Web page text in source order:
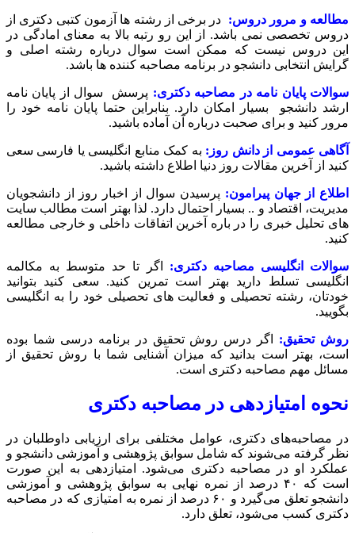
مطالعه و مرور دروس: در برخی از رشته ها آزمون کتبی دکتری از
دروس تخصصی نمی باشد. از این رو رتبه بالا به معنای امادگی در
این دروس نیست که ممکن است سوال درباره رشته اصلی و
گرایش انتخابی دانشجو در برنامه مصاحبه کننده ها باشد.
سوالات پایان نامه در مصاحبه دکتری: پرسش سوال از پایان نامه
ارشد دانشجو بسیار امکان دارد. بنابراین حتما پایان نامه خود را
مرور کنید و برای صحبت درباره آن آماده باشید.
آگاهی عمومی از دانش روز: به کمک منابع انگلیسی یا فارسی سعی
کنید از آخرین مقالات روز دنیا اطلاع داشته باشید.
اطلاع از جهان پیرامون: پرسیدن سوال از اخبار روز از دانشجویان
مدیریت، اقتصاد و .. بسیار احتمال دارد. لذا بهتر است مطالب سایت
های تحلیل خبری را در باره آخرین اتفاقات داخلی و خارجی مطالعه
کنید.
سوالات انگلیسی مصاحبه دکتری: اگر تا حد متوسط به مکالمه
انگلیسی تسلط دارید بهتر است تمرین کنید. سعی کنید بتوانید
خودتان، رشته تحصیلی و فعالیت های تحصیلی خود را به انگلیسی
بگویید.
روش تحقیق: اگر درس روش تحقیق در برنامه درسی شما بوده
است، بهتر است بدانید که میزان آشنایی شما با روش تحقیق از
مسائل مهم مصاحبه دکتری است.
نحوه امتیازدهی در مصاحبه دکتری
در مصاحبه‌های دکتری، عوامل مختلفی برای ارزیابی داوطلبان در
نظر گرفته می‌شوند که شامل سوابق پژوهشی و آموزشی دانشجو و
عملکرد او در مصاحبه دکتری می‌شود. امتیازدهی به این صورت
است که ۴۰ درصد از نمره نهایی به سوابق پژوهشی و آموزشی
دانشجو تعلق می‌گیرد و ۶۰ درصد از نمره به امتیازی که در مصاحبه
دکتری کسب می‌شود، تعلق دارد.